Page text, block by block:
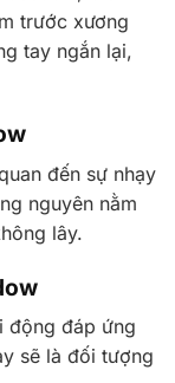
trước xương
tay ngắn lại,
đến sự nhạy
nguyên nằm
lây.
động đáp ứng
sẽ là đối tượng